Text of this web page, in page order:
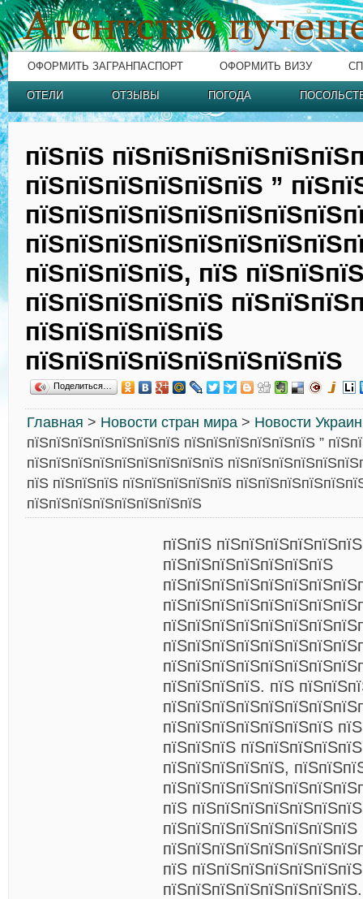
ОФОРМИТЬ ЗАГРАНПАСПОРТ ОФОРМИТЬ ВИЗУ
ОТЕЛИ ОТЗЫВЫ ПОГОДА
пїЅпїЅ
пїЅпїЅпїЅпїЅпїЅпїЅ ”
пїЅпїЅпїЅпїЅ, пїЅ
пїЅпїЅпїЅпїЅпїЅ
пїЅпїЅпїЅпїЅпїЅ
пїЅпїЅпїЅпїЅпїЅпїЅпїЅпїЅ
Поделиться…
Главная > Новости стран мира > Новости
пїЅпїЅпїЅпїЅпїЅпїЅпїЅ пїЅпїЅпїЅпїЅпїЅпїЅ ”
пїЅпїЅпїЅпїЅпїЅпїЅпїЅпїЅпїЅ
пїЅ пїЅпїЅпїЅ пїЅпїЅпїЅпїЅпїЅ
пїЅпїЅпїЅпїЅпїЅпїЅпїЅпїЅ
пїЅпїЅ
пїЅпїЅпїЅпїЅпїЅпїЅпїЅ
пїЅпїЅпїЅпїЅ. пїЅ
пїЅпїЅпїЅпїЅпїЅпїЅпїЅ
пїЅпїЅпїЅ
пїЅпїЅпїЅпїЅпїЅ,
пїЅ пїЅпїЅпїЅпїЅпїЅпїЅпїЅ
пїЅ